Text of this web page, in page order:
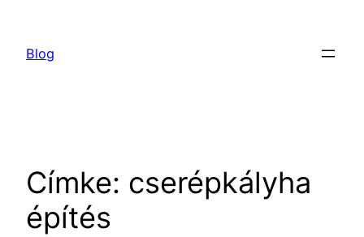
tartalomhoz
Blog
Címke: cserépkályha
építés